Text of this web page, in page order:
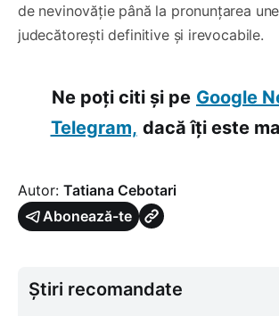
de nevinovăție până la pronunțarea
judecătorești definitive și irevocabile.
Ne poți citi și pe Google
Telegram, dacă îți este
Autor: Tatiana Cebotari
Abonează-te
Știri recomandate